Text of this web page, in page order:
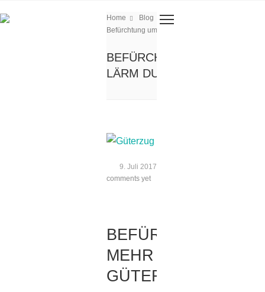
Home Blog
NewsBlog
Befürchtung um mehr Lärm durch Güterzüge
BEFÜRCHTUNG UM MEHR
LÄRM DURCH GÜTERZÜGE
9. Juli 2017
comments yet
BEFÜRCHTUNG UM
MEHR LÄRM
GÜTERZÜGE